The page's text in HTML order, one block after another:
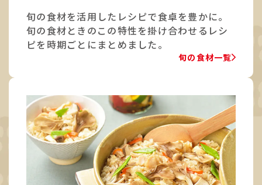
旬の食材を活用したレシピで食卓を豊かに。
旬の食材ときのこの特性を掛け合わせるレシ
ピを時期ごとにまとめました。
旬の食材一覧